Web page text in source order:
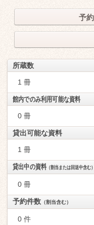
予
所蔵数
1 冊
館内でのみ利用可能な資料
0 冊
貸出可能な資料
1 冊
貸出中の資料（割当または回送中含む）
0 冊
予約件数 （割当含む）
0 件